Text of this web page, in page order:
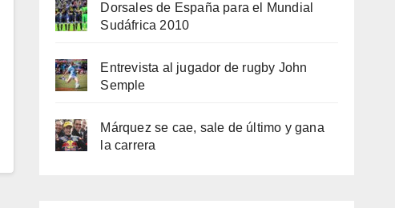
Dorsales de España para el Mundial
Sudáfrica 2010
Entrevista al jugador de rugby John
Semple
Márquez se cae, sale de último y gana
la carrera